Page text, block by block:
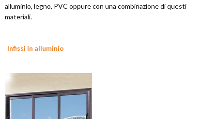
alluminio, legno, PVC oppure con una combinazione di questi
materiali.
Infissi in alluminio